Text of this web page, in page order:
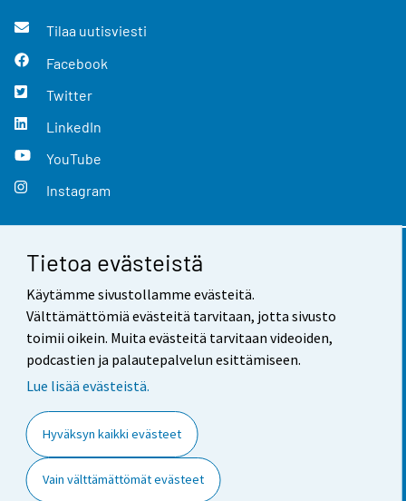
Tietoa evästeistä
Käytämme sivustollamme evästeitä.
Välttämättömiä evästeitä tarvitaan, jotta sivusto
toimii oikein. Muita evästeitä tarvitaan videoiden,
podcastien ja palautepalvelun esittämiseen.
Lue lisää evästeistä.
Hyväksyn kaikki evästeet
Vain välttämättömät evästeet
Tilaa uutisviesti
Facebook
Twitter
LinkedIn
YouTube
Instagram
Yhteystiedot
Palaute
Käyttöehdot
Saavutettavuus
Tietoa sivustosta
Evästeasetukset